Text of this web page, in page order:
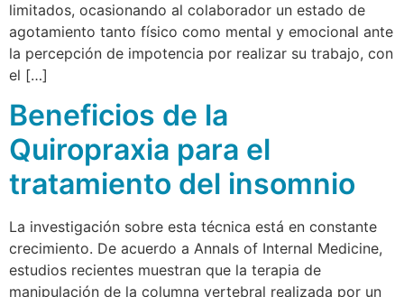
limitados, ocasionando al colaborador un estado de
agotamiento tanto físico como mental y emocional ante
la percepción de impotencia por realizar su trabajo, con
el […]
Beneficios de la
Quiropraxia para el
tratamiento del insomnio
La investigación sobre esta técnica está en constante
crecimiento. De acuerdo a Annals of Internal Medicine,
estudios recientes muestran que la terapia de
manipulación de la columna vertebral realizada por un